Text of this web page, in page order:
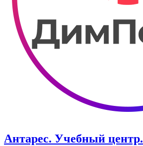
Антарес. Учебный центр.